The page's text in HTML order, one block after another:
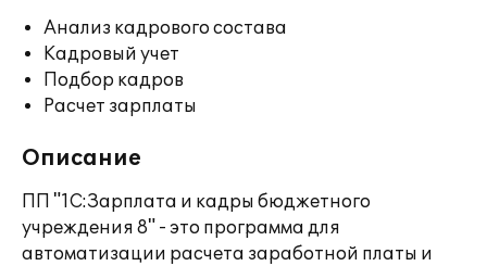
Анализ кадрового состава
Кадровый учет
Подбор кадров
Расчет зарплаты
Описание
ПП "1С:Зарплата и кадры бюджетного
учреждения 8" - это программа для
автоматизации расчета заработной платы и